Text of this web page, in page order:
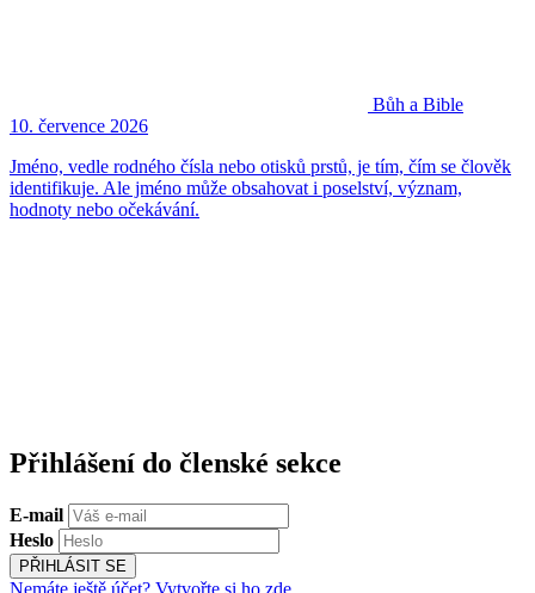
Bůh a Bible
10. července 2026
Jméno, vedle rodného čísla nebo otisků prstů, je tím, čím se člověk
identifikuje. Ale jméno může obsahovat i poselství, význam,
hodnoty nebo očekávání.
Přihlášení do členské sekce
E-mail
Heslo
PŘIHLÁSIT SE